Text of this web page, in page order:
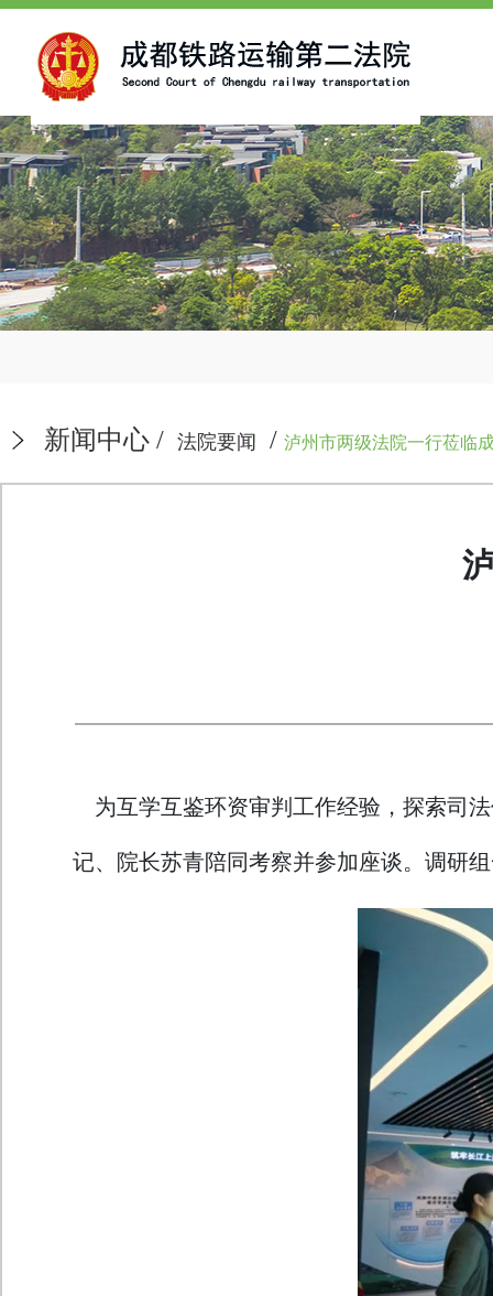
新闻中心 / 法院要闻 / 泸州市两级法院一行莅临
为互学互鉴环资审判工作经验，探索司
记、院长苏青陪同考察并参加座谈。调研